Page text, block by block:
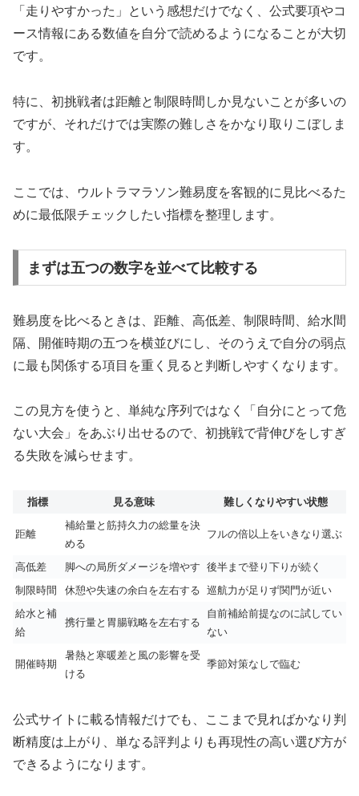
「走りやすかった」という感想だけでなく、公式要項やコ
ース情報にある数値を自分で読めるようになることが大切
です。
特に、初挑戦者は距離と制限時間しか見ないことが多いの
ですが、それだけでは実際の難しさをかなり取りこぼしま
す。
ここでは、ウルトラマラソン難易度を客観的に見比べるた
めに最低限チェックしたい指標を整理します。
まずは五つの数字を並べて比較する
難易度を比べるときは、距離、高低差、制限時間、給水間
隔、開催時期の五つを横並びにし、そのうえで自分の弱点
に最も関係する項目を重く見ると判断しやすくなります。
この見方を使うと、単純な序列ではなく「自分にとって危
ない大会」をあぶり出せるので、初挑戦で背伸びをしすぎ
る失敗を減らせます。
指標 見る意味 難しくなりやすい状態
距離
補給量と筋持久力の総量を決
める
フルの倍以上をいきなり選ぶ
高低差 脚への局所ダメージを増やす 後半まで登り下りが続く
制限時間
休憩や失速の余白を左右する 巡航力が足りず関門が近い
給水と補
給
携行量と胃腸戦略を左右する
自前補給前提なのに試してい
ない
開催時期
暑熱と寒暖差と風の影響を受
ける
季節対策なしで臨む
公式サイトに載る情報だけでも、ここまで見ればかなり判
断精度は上がり、単なる評判よりも再現性の高い選び方が
できるようになります。